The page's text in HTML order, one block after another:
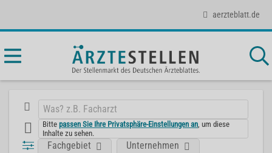
aerzteblatt.de
Bittepassen Sie Ihre Privatsphäre-Einstellungen an , um diese
Inhalte zu sehen.
Fachgebiet Unternehmen